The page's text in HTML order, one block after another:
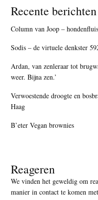
Recente berichten
Column van Joop –
Sodis – de virtuele denkster
Ardan, van zenleraar tot
weer. Bijna zen.’
Verwoestende droogte en
Haag
B’eter Vegan brownies
Reageren
We vinden het geweldig om
manier in contact te komen